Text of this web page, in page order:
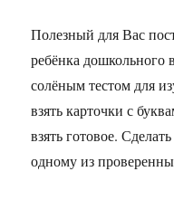
Полезный для Вас
ребёнка дошкольного
солёным тестом для
взять карточки с
взять готовое.
одному из